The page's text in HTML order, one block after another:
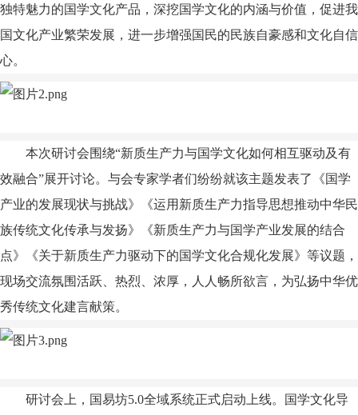
独特魅力的国学文化产品，深挖国学文化的内涵与价值，促进我
国文化产业繁荣发展，进一步增强国民的民族自豪感和文化自信
心。
本次研讨会围绕“新质生产力与国学文化如何相互驱动及有
效融合”展开讨论。与会专家学者们纷纷就该主题发表了《国学
产业的发展现状与挑战》《运用新质生产力指导思想推动中华民
族传统文化传承与发扬》《新质生产力与国学产业发展的结合
点》《关于新质生产力驱动下的国学文化合规化发展》等议题，
现场交流氛围活跃、热烈、浓厚，人人畅所欲言，为弘扬中华优
秀传统文化建言献策。
研讨会上，国易坊5.0全域系统正式启动上线。国学文化导